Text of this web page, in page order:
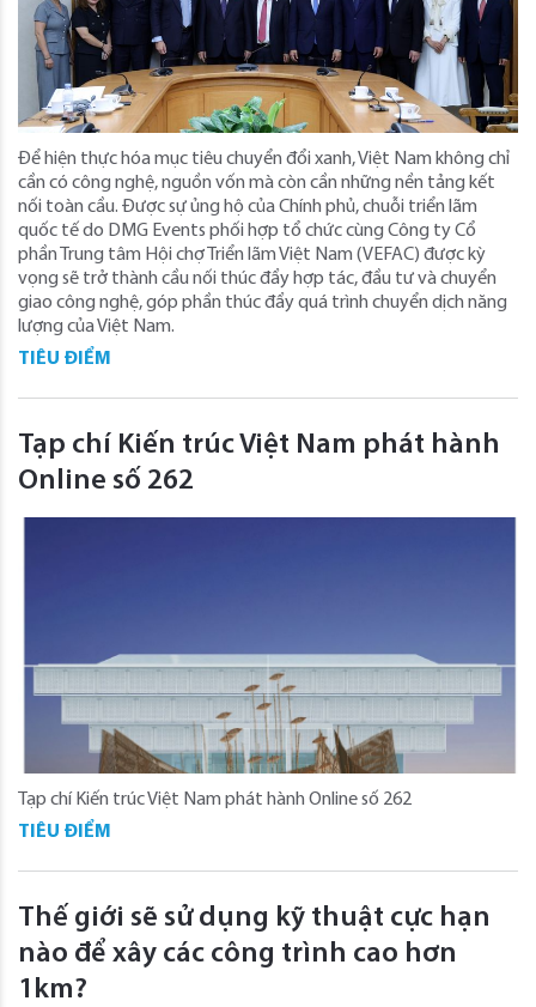
Để hiện thực hóa mục tiêu chuyển đổi xanh, Việt Nam không chỉ
cần có công nghệ, nguồn vốn mà còn cần những nền tảng kết
nối toàn cầu. Được sự ủng hộ của Chính phủ, chuỗi triển lãm
quốc tế do DMG Events phối hợp tổ chức cùng Công ty Cổ
phần Trung tâm Hội chợ Triển lãm Việt Nam (VEFAC) được kỳ
vọng sẽ trở thành cầu nối thúc đẩy hợp tác, đầu tư và chuyển
giao công nghệ, góp phần thúc đẩy quá trình chuyển dịch năng
lượng của Việt Nam.
TIÊU ĐIỂM
Tạp chí Kiến trúc Việt Nam phát hành
Online số 262
Tạp chí Kiến trúc Việt Nam phát hành Online số 262
TIÊU ĐIỂM
Thế giới sẽ sử dụng kỹ thuật cực hạn
nào để xây các công trình cao hơn
1km?